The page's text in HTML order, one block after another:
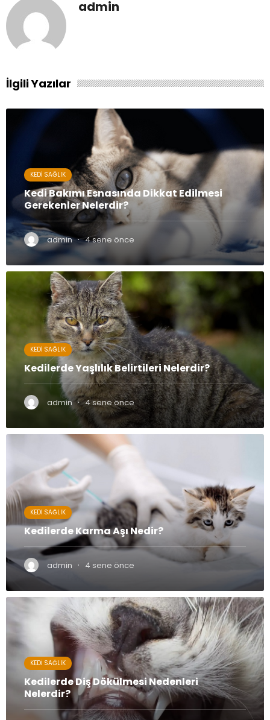
admin
İlgili Yazılar
KEDI SAĞLIK
Kedi Bakımı Esnasında Dikkat Edilmesi
Gerekenler Nelerdir?
admin · 4 sene önce
KEDI SAĞLIK
Kedilerde Yaşlılık Belirtileri Nelerdir?
admin · 4 sene önce
KEDI SAĞLIK
Kedilerde Karma Aşı Nedir?
admin · 4 sene önce
KEDI SAĞLIK
Kedilerde Diş Dökülmesi Nedenleri
Nelerdir?